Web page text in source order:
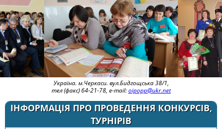
Україна. м.Черкаси. вул.Бидгощська 38/1,
тел (факс) 64-21-78, e-mail:oipopp@ukr.net
ІНФОРМАЦІЯ ПРО ПРОВЕДЕННЯ КОНКУРСІВ,
ТУРНІРІВ